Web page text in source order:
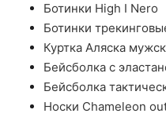
Ботинки High I Nero
Ботинки
Куртка Аляска
Бейсболка с
Бейсболка
Носки Chameleon